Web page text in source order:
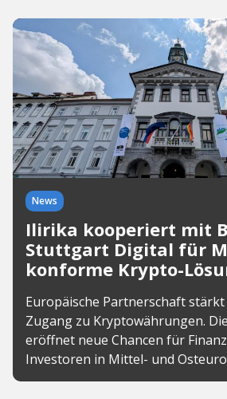
News
Ilirika kooperiert mit
Stuttgart Digital für
konforme Krypto-
Europäische Partnerschaft
Zugang zu Kryptowährungen.
eröffnet neue Chancen für
Investoren in Mittel- und